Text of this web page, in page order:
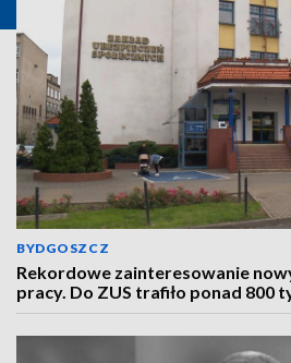
BYDGOSZCZ
Rekordowe zainteresowanie
pracy. Do ZUS trafiło ponad 800